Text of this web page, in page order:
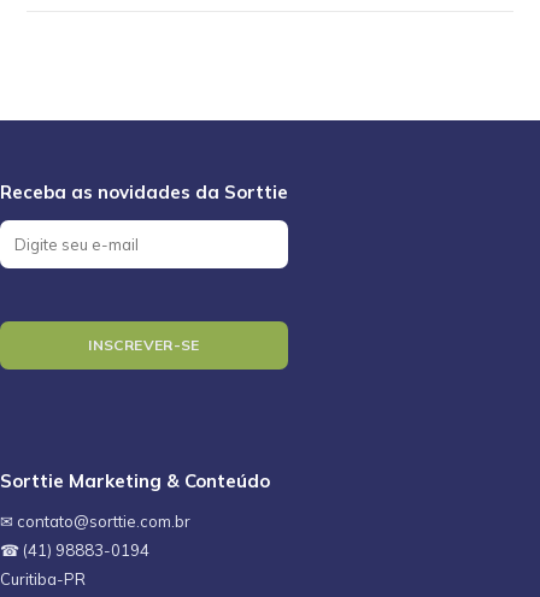
Sorttie Marketing & Conteúdo
✉ contato@sorttie.com.br
☎ (41) 98883-0194
Curitiba-PR